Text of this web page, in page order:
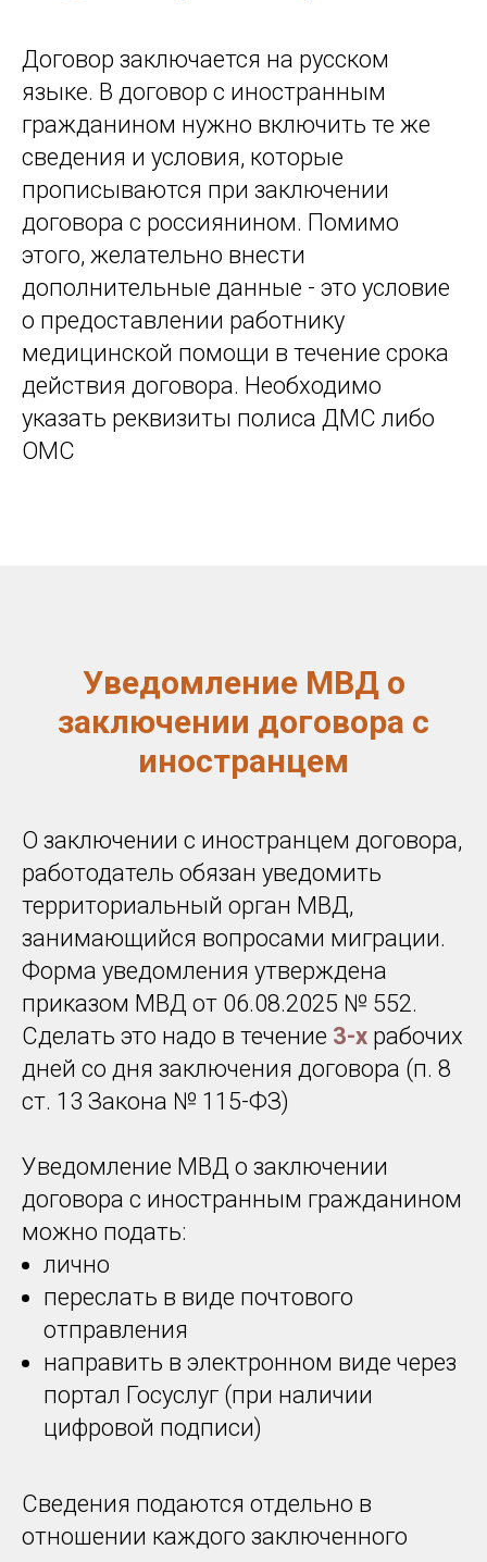
Договор заключается на русском
языке. В договор с иностранным
гражданином нужно включить те же
сведения и условия, которые
прописываются при заключении
договора с россиянином. Помимо
этого, желательно внести
дополнительные данные - это условие
о предоставлении работнику
медицинской помощи в течение срока
действия договора. Необходимо
указать реквизиты полиса ДМС либо
ОМС
Уведомление МВД о
заключении договора с
иностранцем
О заключении с иностранцем договора,
работодатель обязан уведомить
территориальный орган МВД,
занимающийся вопросами миграции.
Форма уведомления утверждена
приказом МВД от 06.08.2025 № 552.
Сделать это надо в течение 3-х рабочих
дней со дня заключения договора (п. 8
ст. 13 Закона № 115-ФЗ)
Уведомление МВД о заключении
договора с иностранным гражданином
можно подать:
лично
переслать в виде почтового
отправления
направить в электронном виде через
портал Госуслуг (при наличии
цифровой подписи)
Сведения подаются отдельно в
отношении каждого заключенного